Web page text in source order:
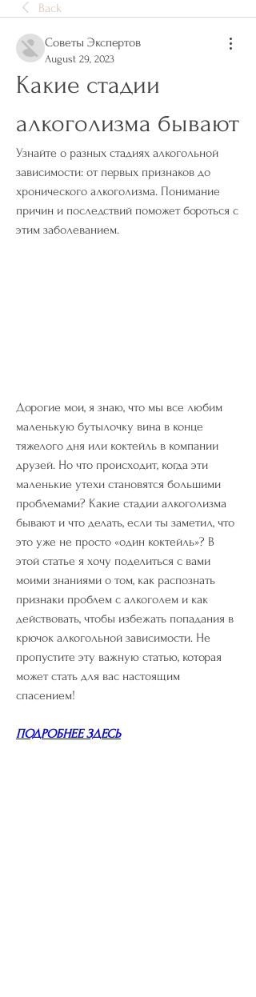
Back
Советы Экспертов
August 29, 2023
Какие стадии
алкоголизма бывают
Узнайте о разных стадиях алкогольной
зависимости: от первых признаков до
хронического алкоголизма. Понимание
причин и последствий поможет бороться с
этим заболеванием.
Дорогие мои, я знаю, что мы все любим
маленькую бутылочку вина в конце
тяжелого дня или коктейль в компании
друзей. Но что происходит, когда эти
маленькие утехи становятся большими
проблемами? Какие стадии алкоголизма
бывают и что делать, если ты заметил, что
это уже не просто «один коктейль»? В
этой статье я хочу поделиться с вами
моими знаниями о том, как распознать
признаки проблем с алкоголем и как
действовать, чтобы избежать попадания в
крючок алкогольной зависимости. Не
пропустите эту важную статью, которая
может стать для вас настоящим
спасением!
ПОДРОБНЕЕ ЗДЕСЬ